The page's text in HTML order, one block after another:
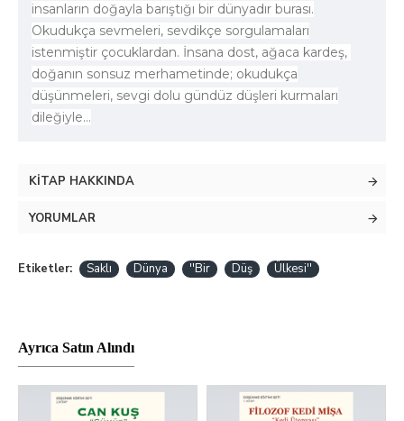
insanların doğayla barıştığı bir dünyadır burası.
Okudukça sevmeleri, sevdikçe sorgulamaları
istenmiştir çocuklardan. İnsana dost, ağaca kardeş,
doğanın sonsuz merhametinde; okudukça
düşünmeleri, sevgi dolu gündüz düşleri kurmaları
dileğiyle…
KITAP HAKKINDA
YORUMLAR
Etiketler: Saklı Dünya ''Bir Düş Ülkesi''
Ayrıca Satın Alındı